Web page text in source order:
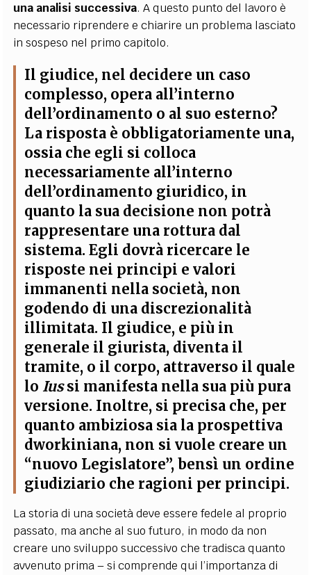
una analisi successiva. A questo punto del lavoro è
necessario riprendere e chiarire un problema lasciato
in sospeso nel primo capitolo.
Il giudice, nel decidere un caso
complesso, opera all’interno
dell’ordinamento o al suo esterno?
La risposta è obbligatoriamente una,
ossia che egli si colloca
necessariamente all’interno
dell’ordinamento giuridico, in
quanto la sua decisione non potrà
rappresentare una rottura dal
sistema.Egli dovrà ricercare le
risposte nei principi e valori
immanenti nella società, non
godendo di una discrezionalità
illimitata. Il giudice, e più in
generale il giurista, diventa il
tramite, o il corpo, attraverso il quale
lo Iussi manifesta nella sua più pura
versione. Inoltre, si precisa che, per
quanto ambiziosa sia la prospettiva
dworkiniana, non si vuole creare un
“nuovo Legislatore”, bensì un ordine
giudiziario che ragioni per principi.
La storia di una società deve essere fedele al proprio
passato, ma anche al suo futuro, in modo da non
creare uno sviluppo successivo che tradisca quanto
avvenuto prima – si comprende qui l’importanza di